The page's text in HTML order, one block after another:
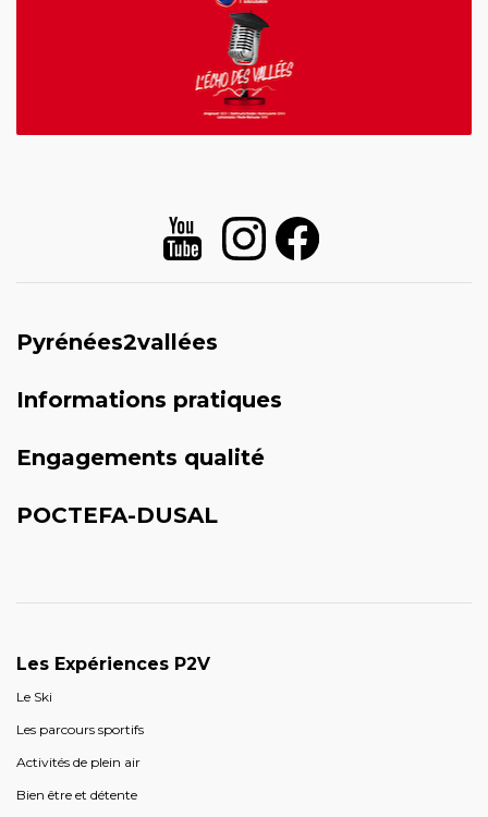
Pyrénées2vallées
Informations pratiques
Engagements qualité
POCTEFA-DUSAL
Les Expériences P2V
Le Ski
Les parcours sportifs
Activités de plein air
Bien être et détente